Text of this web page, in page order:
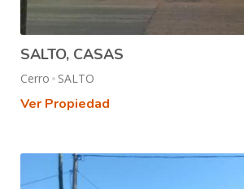
SALTO, CASAS
Cerro SALTO
Ver Propiedad